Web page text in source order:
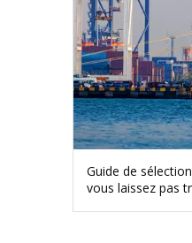
Guide de
vous laissez pas